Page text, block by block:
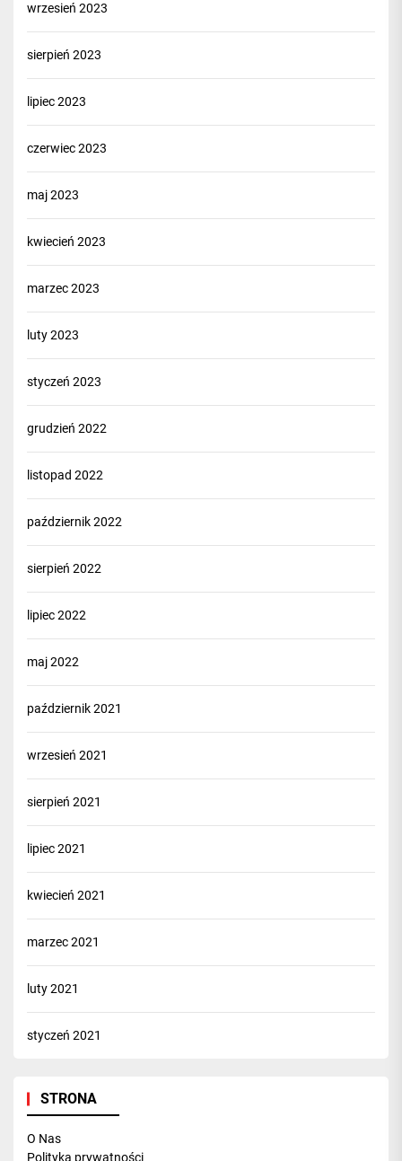
wrzesień 2023
sierpień 2023
lipiec 2023
czerwiec 2023
maj 2023
kwiecień 2023
marzec 2023
luty 2023
styczeń 2023
grudzień 2022
listopad 2022
październik 2022
sierpień 2022
lipiec 2022
maj 2022
październik 2021
wrzesień 2021
sierpień 2021
lipiec 2021
kwiecień 2021
marzec 2021
luty 2021
styczeń 2021
STRONA
O Nas
Polityka prywatności